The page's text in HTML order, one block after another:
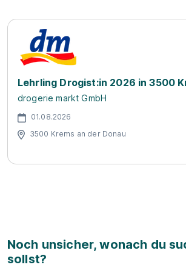
Lehrling Drogist:in 2026 in 3500
drogerie markt GmbH
01.08.2026
3500 Krems an der Donau
Noch unsicher, wonach du
sollst?